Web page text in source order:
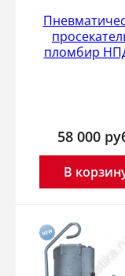
пломбир
58 000
В